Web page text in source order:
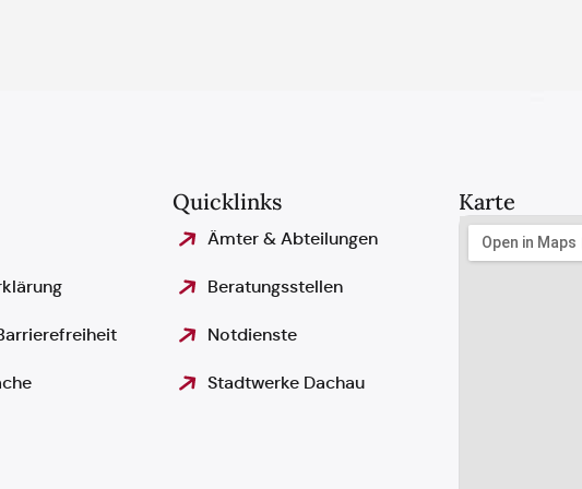
Quicklinks
Ämter & Abteilungen
Beratungsstellen
Notdienste
Stadtwerke Dachau
Karte